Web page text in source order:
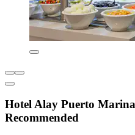
Hotel Alay Puerto
Recommended